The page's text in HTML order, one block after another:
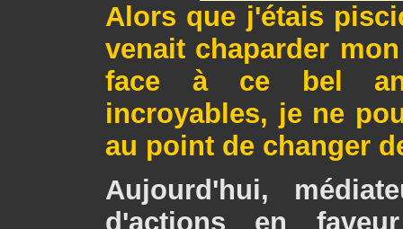
Alors que j'étais
venait chaparder
face à ce bel
incroyables, je ne
au point de changer
Aujourd'hui,
d'actions en